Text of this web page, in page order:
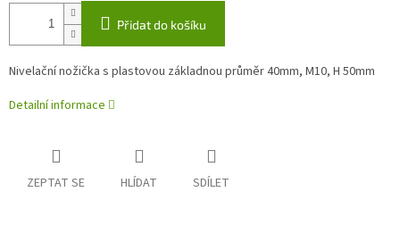
Přidat do košíku
Nivelační nožička s plastovou základnou průměr 40mm, M10, H 50mm
Detailní informace
ZEPTAT SE HLÍDAT SDÍLET